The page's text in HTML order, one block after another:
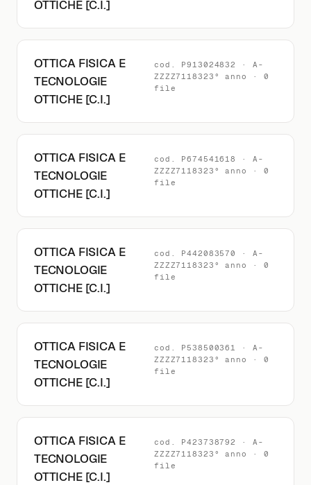
OTTICHE [C.I.]
OTTICA FISICA E
TECNOLOGIE
OTTICHE [C.I.]
cod. P913024832 · A-
ZZZZ7118323° anno · 0
file
OTTICA FISICA E
TECNOLOGIE
OTTICHE [C.I.]
cod. P674541618 · A-
ZZZZ7118323° anno · 0
file
OTTICA FISICA E
TECNOLOGIE
OTTICHE [C.I.]
cod. P442083570 · A-
ZZZZ7118323° anno · 0
file
OTTICA FISICA E
TECNOLOGIE
OTTICHE [C.I.]
cod. P538500361 · A-
ZZZZ7118323° anno · 0
file
OTTICA FISICA E
TECNOLOGIE
OTTICHE [C.I.]
cod. P423738792 · A-
ZZZZ7118323° anno · 0
file